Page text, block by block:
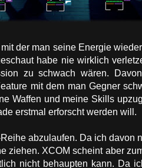
der man seine Energie
habe nie wirklich
zu schwach wären.
mit dem man Gegner
Waffen und meine Skills
erstmal erforscht werden will.
abzulaufen. Da ich davon
ziehen. XCOM scheint aber
nicht behaupten kann. Da